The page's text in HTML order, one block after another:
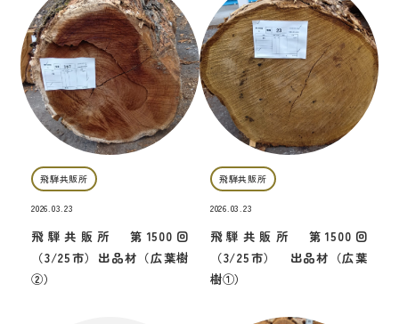
飛騨共販所
2026.03.23
飛騨共販所 第1500回
（3/25市）出品材（広葉樹
②）
飛騨共販所
2026.03.23
飛騨共販所 第1500回
（3/25市） 出品材（広葉
樹①）